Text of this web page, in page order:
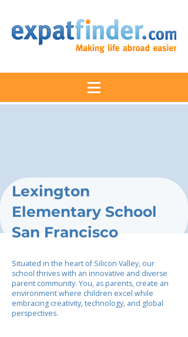
Lexington
Elementary School
San Francisco
Situated in the heart of Silicon Valley, our
school thrives with an innovative and diverse
parent community. You, as parents, create an
environment where children excel while
embracing creativity, technology, and global
perspectives.